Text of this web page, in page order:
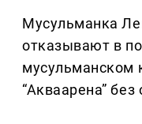
Мусульманка
отказывают в
мусульманском
“Акваарена”